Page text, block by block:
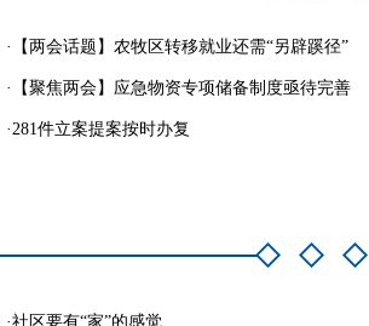
· 【两会话题】农牧区转移就业还需“另辟蹊径”
· 【聚焦两会】应急物资专项储备制度亟待完善
·281件立案提案按时办复
·社区要有“家”的感觉